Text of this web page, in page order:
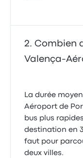
Combien
Valença-
La durée
Aéroport de
bus plus
destination en
faut pour
deux villes.